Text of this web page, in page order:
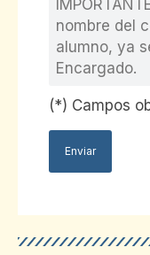
(*) Campos